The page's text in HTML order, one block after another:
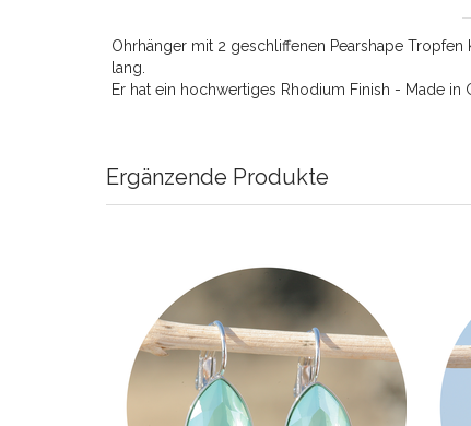
Ohrhänger mit 2 geschliffenen Pearshape
lang.
Er hat ein hochwertiges Rhodium Finish - Made in
Ergänzende Produkte